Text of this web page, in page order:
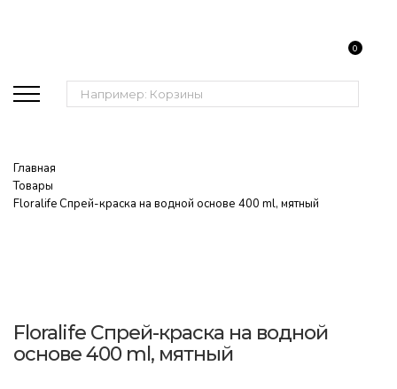
Поиск:
0
Главная
Товары
Floralife Спрей-краска на водной основе 400 ml, мятный
Floralife Спрей-краска на водной
основе 400 ml, мятный